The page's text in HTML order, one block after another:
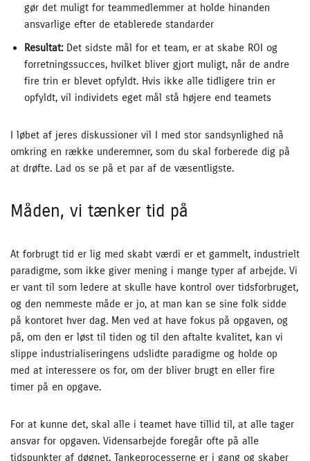
gør det muligt for teammedlemmer at holde hinanden
ansvarlige efter de etablerede standarder
Resultat: Det sidste mål for et team, er at skabe ROI og
forretningssucces, hvilket bliver gjort muligt, når de andre
fire trin er blevet opfyldt. Hvis ikke alle tidligere trin er
opfyldt, vil individets eget mål stå højere end teamets
I løbet af jeres diskussioner vil I med stor sandsynlighed nå
omkring en række underemner, som du skal forberede dig på
at drøfte. Lad os se på et par af de væsentligste.
Måden, vi tænker tid på
At forbrugt tid er lig med skabt værdi er et gammelt, industrielt
paradigme, som ikke giver mening i mange typer af arbejde. Vi
er vant til som ledere at skulle have kontrol over tidsforbruget,
og den nemmeste måde er jo, at man kan se sine folk sidde
på kontoret hver dag. Men ved at have fokus på opgaven, og
på, om den er løst til tiden og til den aftalte kvalitet, kan vi
slippe industrialiseringens udslidte paradigme og holde op
med at interessere os for, om der bliver brugt en eller fire
timer på en opgave.
For at kunne det, skal alle i teamet have tillid til, at alle tager
ansvar for opgaven. Vidensarbejde foregår ofte på alle
tidspunkter af døgnet. Tankeprocesserne er i gang og skaber